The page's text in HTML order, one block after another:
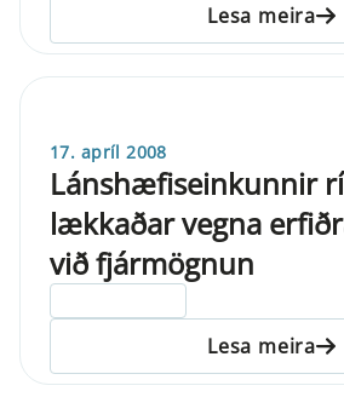
Lesa meira
17. apríl 2008
Lánshæfiseinkunnir
lækkaðar vegna
við fjármögnun
Lesa meira